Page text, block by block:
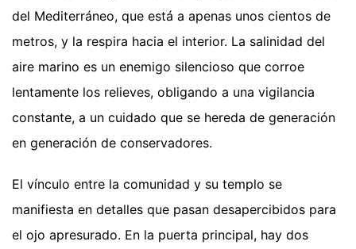
del Mediterráneo, que está a apenas unos cientos de
metros, y la respira hacia el interior. La salinidad del
aire marino es un enemigo silencioso que corroe
lentamente los relieves, obligando a una vigilancia
constante, a un cuidado que se hereda de generación
en generación de conservadores.
El vínculo entre la comunidad y su templo se
manifiesta en detalles que pasan desapercibidos para
el ojo apresurado. En la puerta principal, hay dos